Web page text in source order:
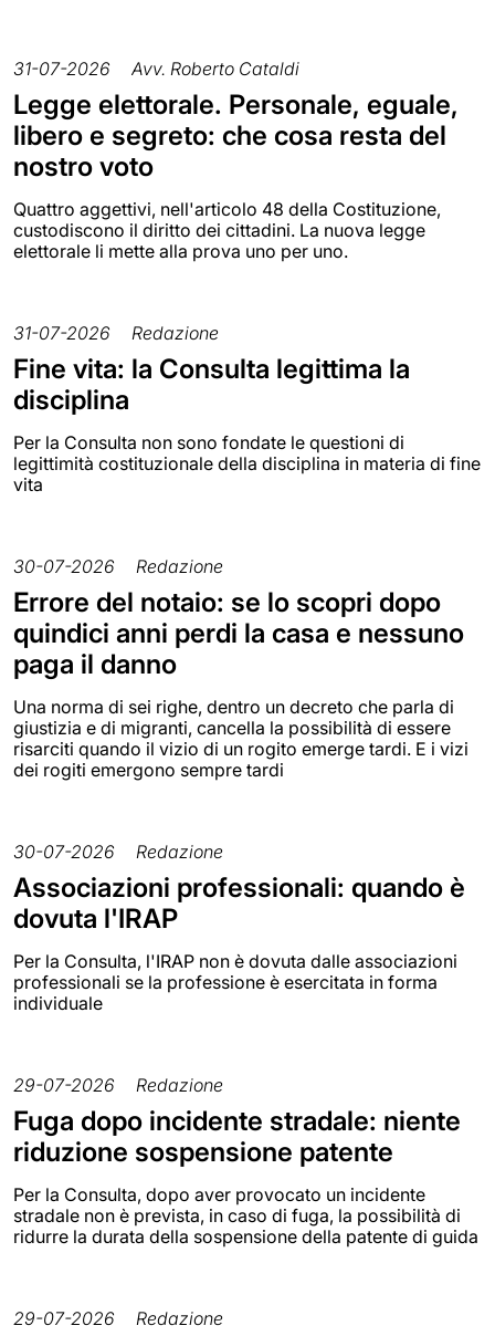
31-07-2026 Avv. Roberto Cataldi
Legge elettorale. Personale, eguale,
libero e segreto: che cosa resta del
nostro voto
Quattro aggettivi, nell'articolo 48 della Costituzione,
custodiscono il diritto dei cittadini. La nuova legge
elettorale li mette alla prova uno per uno.
31-07-2026 Redazione
Fine vita: la Consulta legittima la
disciplina
Per la Consulta non sono fondate le questioni di
legittimità costituzionale della disciplina in materia di fine
vita
30-07-2026 Redazione
Errore del notaio: se lo scopri dopo
quindici anni perdi la casa e nessuno
paga il danno
Una norma di sei righe, dentro un decreto che parla di
giustizia e di migranti, cancella la possibilità di essere
risarciti quando il vizio di un rogito emerge tardi. E i vizi
dei rogiti emergono sempre tardi
30-07-2026 Redazione
Associazioni professionali: quando è
dovuta l'IRAP
Per la Consulta, l'IRAP non è dovuta dalle associazioni
professionali se la professione è esercitata in forma
individuale
29-07-2026 Redazione
Fuga dopo incidente stradale: niente
riduzione sospensione patente
Per la Consulta, dopo aver provocato un incidente
stradale non è prevista, in caso di fuga, la possibilità di
ridurre la durata della sospensione della patente di guida
29-07-2026 Redazione